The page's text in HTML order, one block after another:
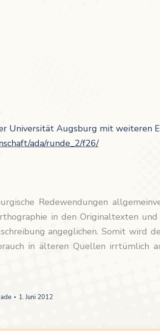
Universität Augsburg mit weiteren
ada/runde_2/f26/
Redewendungen
in den Originaltexten
angeglichen. Somit wird
in älteren Quellen irrtümlich
1. Juni 2012